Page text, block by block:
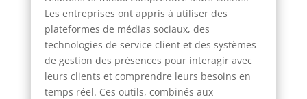
Les entreprises ont appris à utiliser des
plateformes de médias sociaux, des
technologies de service client et des systèmes
de gestion des présences pour interagir avec
leurs clients et comprendre leurs besoins en
temps réel. Ces outils, combinés aux